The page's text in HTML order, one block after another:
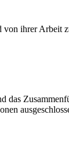
ihrer Arbeit
das